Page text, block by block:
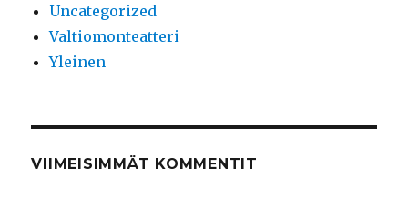
Uncategorized
Valtiomonteatteri
Yleinen
VIIMEISIMMÄT KOMMENTIT